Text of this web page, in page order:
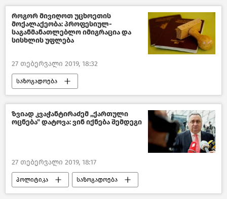
მსოფლიო მეცნიერული კვლევები
როგორ მივიღოთ უცხოეთის
მოქალაქეობა: პროფესიულ-
საგანმანათლებლო იმიგრაცია და
სისხლის უფლება
27 თებერვალი 2019, 18:32
საზოგადოება
ადამიანის უფლებები საქართველოში
საქართველო
ზვიად კვაჭანტირაძემ „ქართული
ოცნება" დატოვა: ვინ იქნება შემდეგი
27 თებერვალი 2019, 18:17
პოლიტიკა საზოგადოება
ახალი ამბები